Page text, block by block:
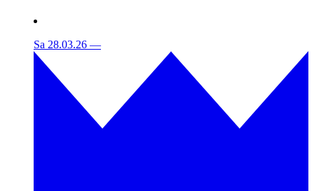
Sa 28.03.26 —